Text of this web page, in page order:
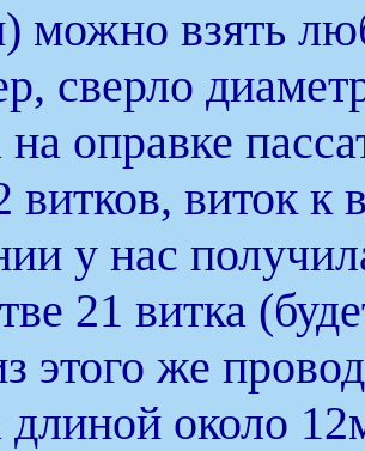
можно взять
сверло
на оправке
витков, виток к
у нас
21 витка
этого же
длиной около